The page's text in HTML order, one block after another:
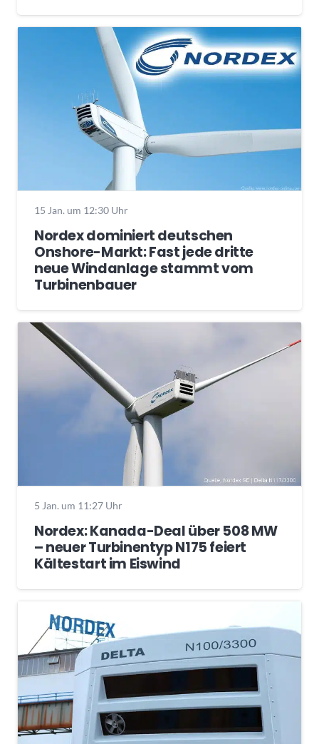
15 Jan. um 12:30 Uhr
Nordex dominiert deutschen
Onshore-Markt: Fast jede dritte
neue Windanlage stammt vom
Turbinenbauer
5 Jan. um 11:27 Uhr
Nordex: Kanada-Deal über 508 MW
– neuer Turbinentyp N175 feiert
Kältestart im Eiswind